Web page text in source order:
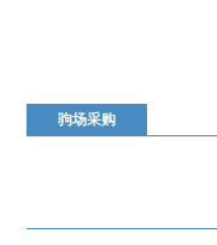
驹场采购
・・